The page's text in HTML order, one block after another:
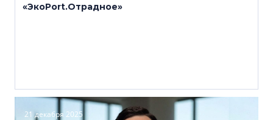
«ЭкоPort.Отрадное»
21 декабря 2025